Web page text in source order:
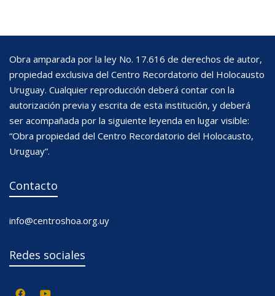
Obra amparada por la ley No. 17.616 de derechos de autor,
propiedad exclusiva del Centro Recordatorio del Holocausto
Uruguay. Cualquier reproducción deberá contar con la
autorización previa y escrita de esta institución, y deberá
ser acompañada por la siguiente leyenda en lugar visible:
“Obra propiedad del Centro Recordatorio del Holocausto,
Uruguay”.
Contacto
info@centroshoa.org.uy
Redes sociales